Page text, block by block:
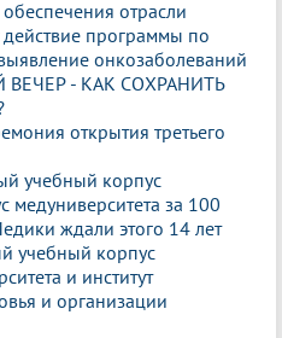
отрасли
программы по
онкозаболеваний
- КАК СОХРАНИТЬ
открытия третьего
учебный корпус
медуниверситета за 100
ждали этого 14 лет
учебный корпус
и институт
и организации